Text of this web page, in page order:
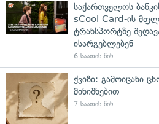
საქართველოს
sCool Card-ის
ტრანსპორტზე
ისარგებლებენ
6 საათის წინ
ქვიზი: გამოიცანი
მინიშნებით
7 საათის წინ